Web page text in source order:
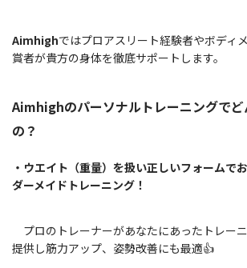
Aimhighではプロアスリート経験者やボディ
賞者が貴方の身体を徹底サポートします。
Aimhighのパーソナルトレーニングでど
の？
・ウエイト（重量）を扱い正しいフォームで
ダーメイドトレーニング！
プロのトレーナーがあなたにあったトレー
提供し筋力アップ、姿勢改善にも最適👍